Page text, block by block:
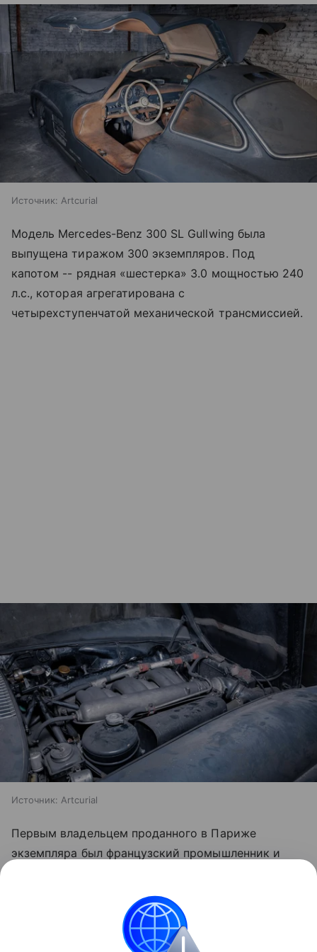
Источник: Artcurial
Модель Mercedes-Benz 300 SL Gullwing была
выпущена тиражом 300 экземпляров. Под
капотом -- рядная «шестерка» 3.0 мощностью 240
л.с., которая агрегатирована с
четырехступенчатой механической трансмиссией.
Источник: Artcurial
Первым владельцем проданного в Париже
экземпляра был французский промышленник и
продал машину бывшему автогонщику Роже Лойе,
а тот, спустя два месяца, промышленнику Жану
Пиже. Последний владелавтомобилем